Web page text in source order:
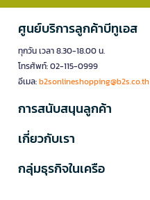
ศูนย์บริการลูกค้าบีทูเอส
ทุกวัน เวลา 8.30-18.00 น.
โทรศัพท์: 02-115-0999
อีเมล:b2sonlineshopping@b2s.co.th
การสนับสนุนลูกค้า
เกี่ยวกับเรา
กลุ่มธุรกิจในเครือ